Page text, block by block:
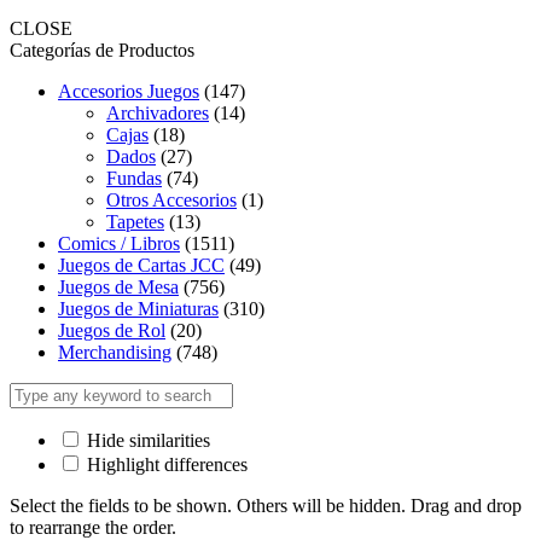
CLOSE
Categorías de Productos
Accesorios Juegos (147)
Archivadores (14)
Cajas (18)
Dados (27)
Fundas (74)
Otros Accesorios (1)
Tapetes (13)
Comics / Libros (1511)
Juegos de Cartas JCC (49)
Juegos de Mesa (756)
Juegos de Miniaturas (310)
Juegos de Rol (20)
Merchandising (748)
Hide similarities
Highlight differences
Select the fields to be shown. Others will be hidden. Drag and drop
to rearrange the order.